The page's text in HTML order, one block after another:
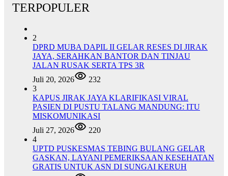
TERPOPULER
2
DPRD MUBA DAPIL II GELAR RESES DI JIRAK
JAYA, SERAHKAN BANTOR DAN TINJAU
JALAN RUSAK SERTA TPS 3R
Juli 20, 2026
232
3
KAPUS JIRAK JAYA KLARIFIKASI VIRAL
PASIEN DI PUSTU TALANG MANDUNG: ITU
MISKOMUNIKASI
Juli 27, 2026
220
4
UPTD PUSKESMAS TEBING BULANG GELAR
GASKAN, LAYANI PEMERIKSAAN KESEHATAN
GRATIS UNTUK ASN DI SUNGAI KERUH